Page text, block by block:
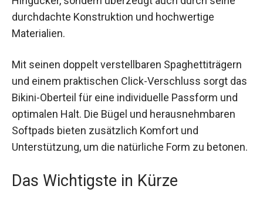
auch durch seine durchdachte Konstruktion und
hochwertige Materialien.
und einem praktischen Click-Verschluss sorgt
das Bikini-Oberteil für eine individuelle Passform
und optimalen Halt. Die Bügel und
herausnehmbaren Softpads bieten zusätzlich
Komfort und Unterstützung, um die natürliche
Form zu betonen.
Das Wichtigste in Kürze